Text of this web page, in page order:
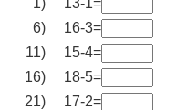
1) 13-1=
6)
16-3=
11)
15-4=
16)
18-5=
21)
17-2=